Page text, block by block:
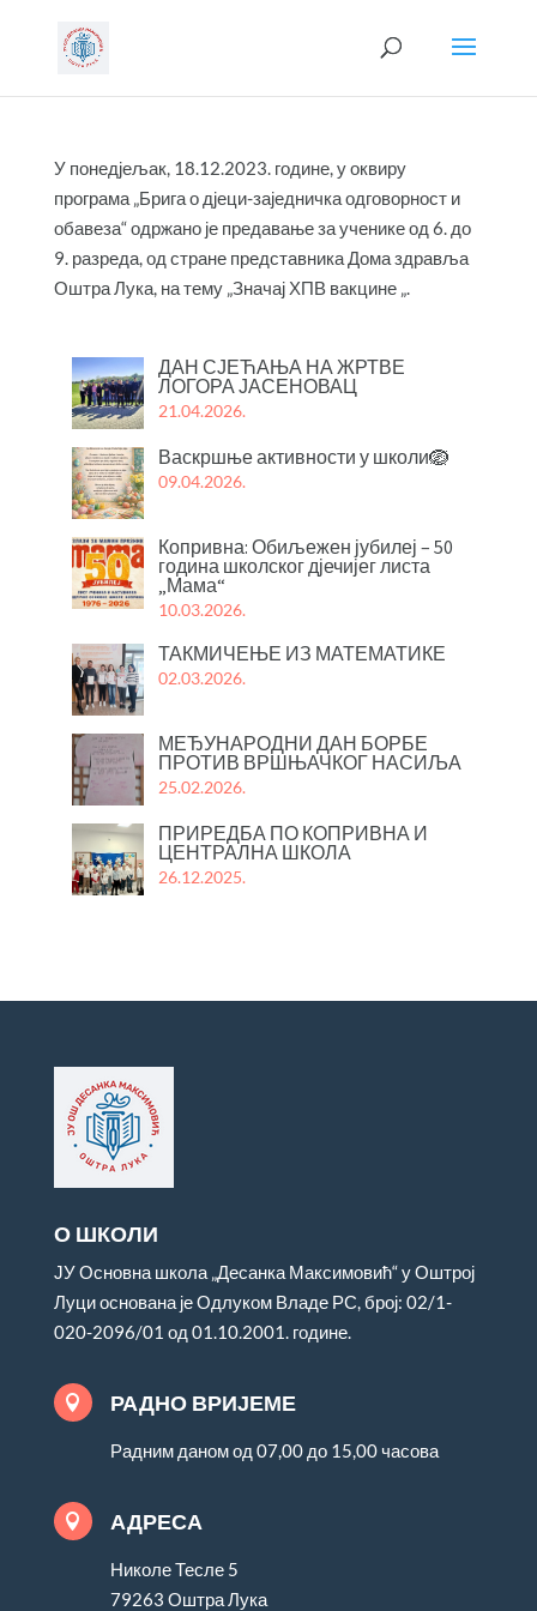
У понедјељак, 18.12.2023. године, у оквиру
програма „Брига о дјеци-заједничка одговорност и
обавеза“ одржано је предавање за ученике од 6. до
9. разреда, од стране представника Дома здравља
Оштра Лука, на тему „Значај ХПВ вакцине „.
ДАН СЈЕЋАЊА НА ЖРТВЕ
ЛОГОРА ЈАСЕНОВАЦ
21.04.2026.
Васкршње активности у школи🪺
09.04.2026.
Копривна: Обиљежен јубилеј – 50
година школског дјечијег листа
„Мама“
10.03.2026.
ТАКМИЧЕЊЕ ИЗ МАТЕМАТИКЕ
02.03.2026.
МЕЂУНАРОДНИ ДАН БОРБЕ
ПРОТИВ ВРШЊАЧКОГ НАСИЉА
25.02.2026.
ПРИРЕДБА ПО КОПРИВНА И
ЦЕНТРАЛНА ШКОЛА
26.12.2025.
О ШКОЛИ
ЈУ Основна школа „Десанка Максимовић“ у Оштрој
Луци основана је Одлуком Владе РС, број: 02/1-
020-2096/01 од 01.10.2001. године.
 РАДНО ВРИЈЕМЕ
Радним даном од 07,00 до 15,00 часова
 АДРЕСА
Николе Тесле 5
79263 Оштра Лука